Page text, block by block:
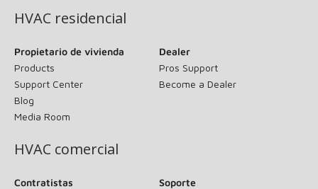
HVAC residencial
Propietario de vivienda
Products
Support Center
Blog
Media Room
Dealer
Pros Support
Become a Dealer
HVAC comercial
Contratistas
Soporte